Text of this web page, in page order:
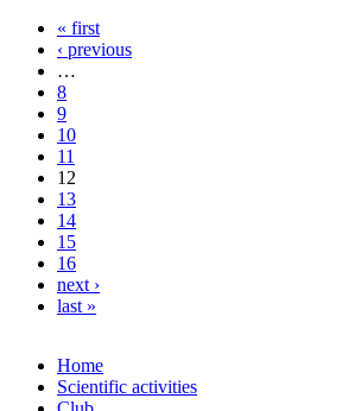
Pages« first
‹ previous
…
8
9
10
11
12
13
14
15
16
next ›
last »
Home
Scientific activities